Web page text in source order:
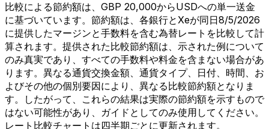
比較による節約額は、GBP 20,000からUSDへの単一送金
に基づいています。節約額は、各銀行とXeが同日8/5/2026
に提供したマージンと手数料を含む為替レートを比較して計
算されます。提供された比較節約額は、示された例について
のみ真実であり、すべての手数料や料金を含まない場合があ
ります。異なる通貨交換金額、通貨タイプ、日付、時間、お
よびその他の個別要因により、異なる比較節約額となりま
す。したがって、これらの結果は実際の節約額を示すもので
はない可能性があり、ガイドとしてのみ使用してください。
レート比較チャートは四半期ごとに更新されます。